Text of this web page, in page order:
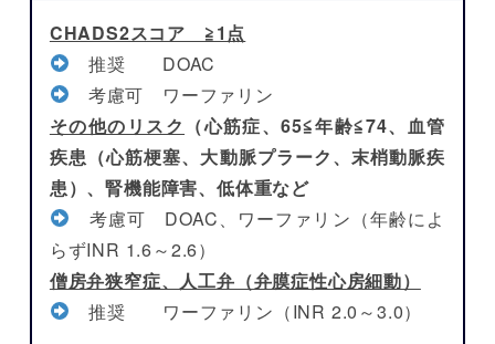
CHADS2スコア ≧1点
推奨 DOAC
考慮可 ワーファリン
その他のリスク （心筋症、65≦年齢≦74、血管
疾患（心筋梗塞、大動脈プラーク、末梢動脈疾
患）、腎機能障害、低体重など
考慮可 DOAC、ワーファリン（年齢によ
らずINR 1.6～2.6）
僧房弁狭窄症、人工弁（弁膜症性心房細動）
推奨 ワーファリン（INR 2.0～3.0）